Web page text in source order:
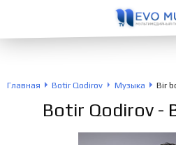
Главная Botir Qodirov Музыка Bir
Botir Qodirov-